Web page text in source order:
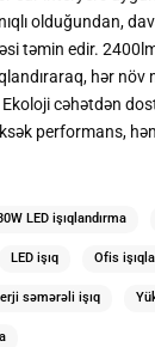
olduğundan,
təmin edir.
hər növ
cəhətdən
performans,
LED işıqlandırma
LED işıq Ofis
səmərəli işıq